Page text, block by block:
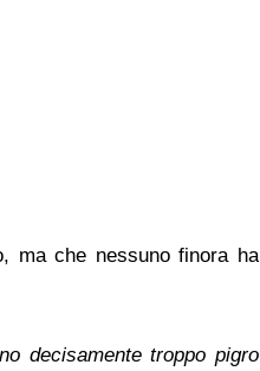
ma che nessuno finora ha
decisamente troppo pigro